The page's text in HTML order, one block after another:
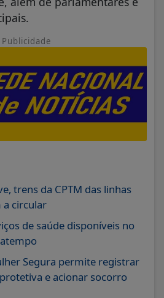
Publicidade
trens da CPTM das linhas
a circular
de saúde disponíveis no
Segura permite registrar
e acionar socorro